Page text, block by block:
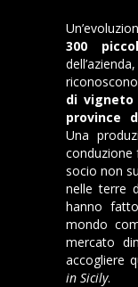
300
di
province
Una
conduzione
socio non
nelle terre
hanno
mondo
mercato
accogliere
in Sicily.